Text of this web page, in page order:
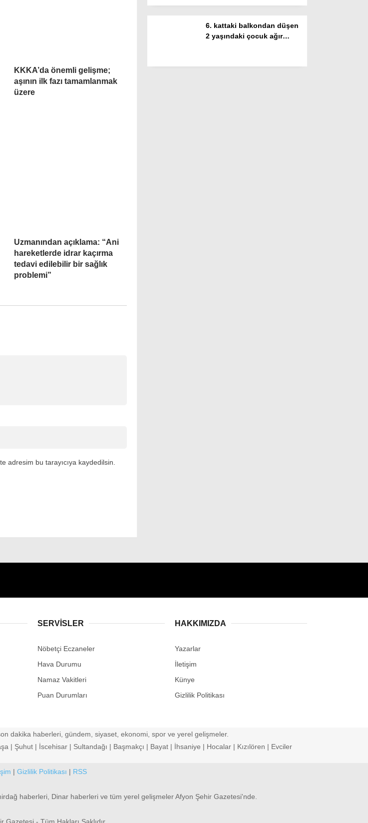
KKKA’da önemli gelişme;
aşının ilk fazı tamamlanmak
üzere
Uzmanından açıklama: “Ani
hareketlerde idrar kaçırma
tedavi edilebilir bir sağlık
problemi”
adresim bu tarayıcıya kaydedilsin.
6. kattaki balkondan düşen
2 yaşındaki çocuk ağır
SERVİSLER
Nöbetçi Eczaneler
Hava Durumu
Namaz Vakitleri
Puan Durumları
HAKKIMIZDA
Yazarlar
İletişim
Künye
Gizlilik Politikası
dakika haberleri, gündem, siyaset, ekonomi, spor ve yerel gelişmeler.
| Şuhut | İscehisar | Sultandağı | Başmakçı | Bayat | İhsaniye | Hocalar | Kızılören | Evciler
| Gizlilik Politikası | RSS
haberleri, Dinar haberleri ve tüm yerel gelişmeler Afyon Şehir Gazetesi'nde.
Gazetesi - Tüm Hakları Saklıdır.